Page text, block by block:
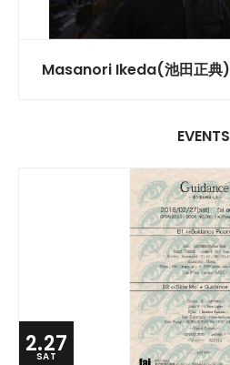
Masanori Ikeda(池田正典)
EVENTS
2.27
SAT